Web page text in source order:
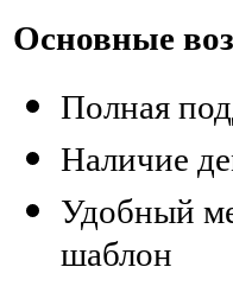
Основные
Полная
Наличие
Удобный
шаблон